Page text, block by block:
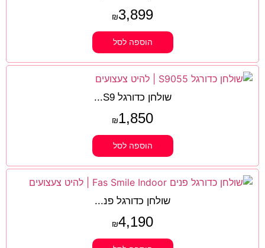
₪3,899
הוספה לסל
שולחן כדורגל S9...
₪1,850
הוספה לסל
שולחן כדורגל פנ...
₪4,190